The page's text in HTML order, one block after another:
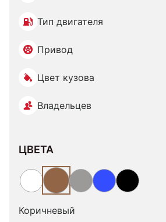
Тип двигателя
Привод
Цвет кузова
Владельцев
ЦВЕТА
Коричневый